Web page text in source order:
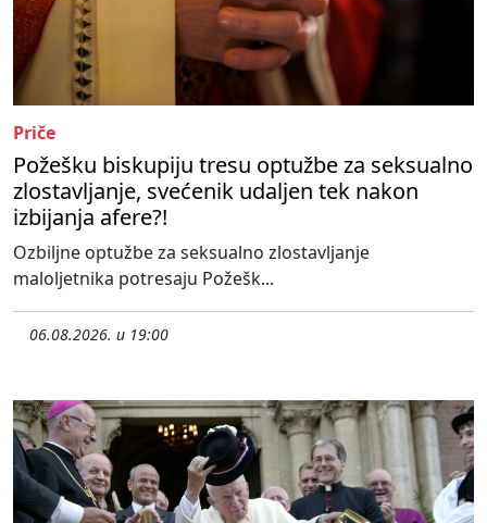
Priče
Požešku biskupiju tresu optužbe za seksualno
zlostavljanje, svećenik udaljen tek nakon
izbijanja afere?!
Ozbiljne optužbe za seksualno zlostavljanje
maloljetnika potresaju Požešk...
06.08.2026. u 19:00